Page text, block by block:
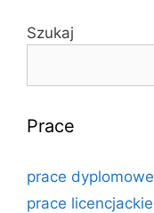
Szukaj
Prace
prace dyplomowe
prace licencjackie